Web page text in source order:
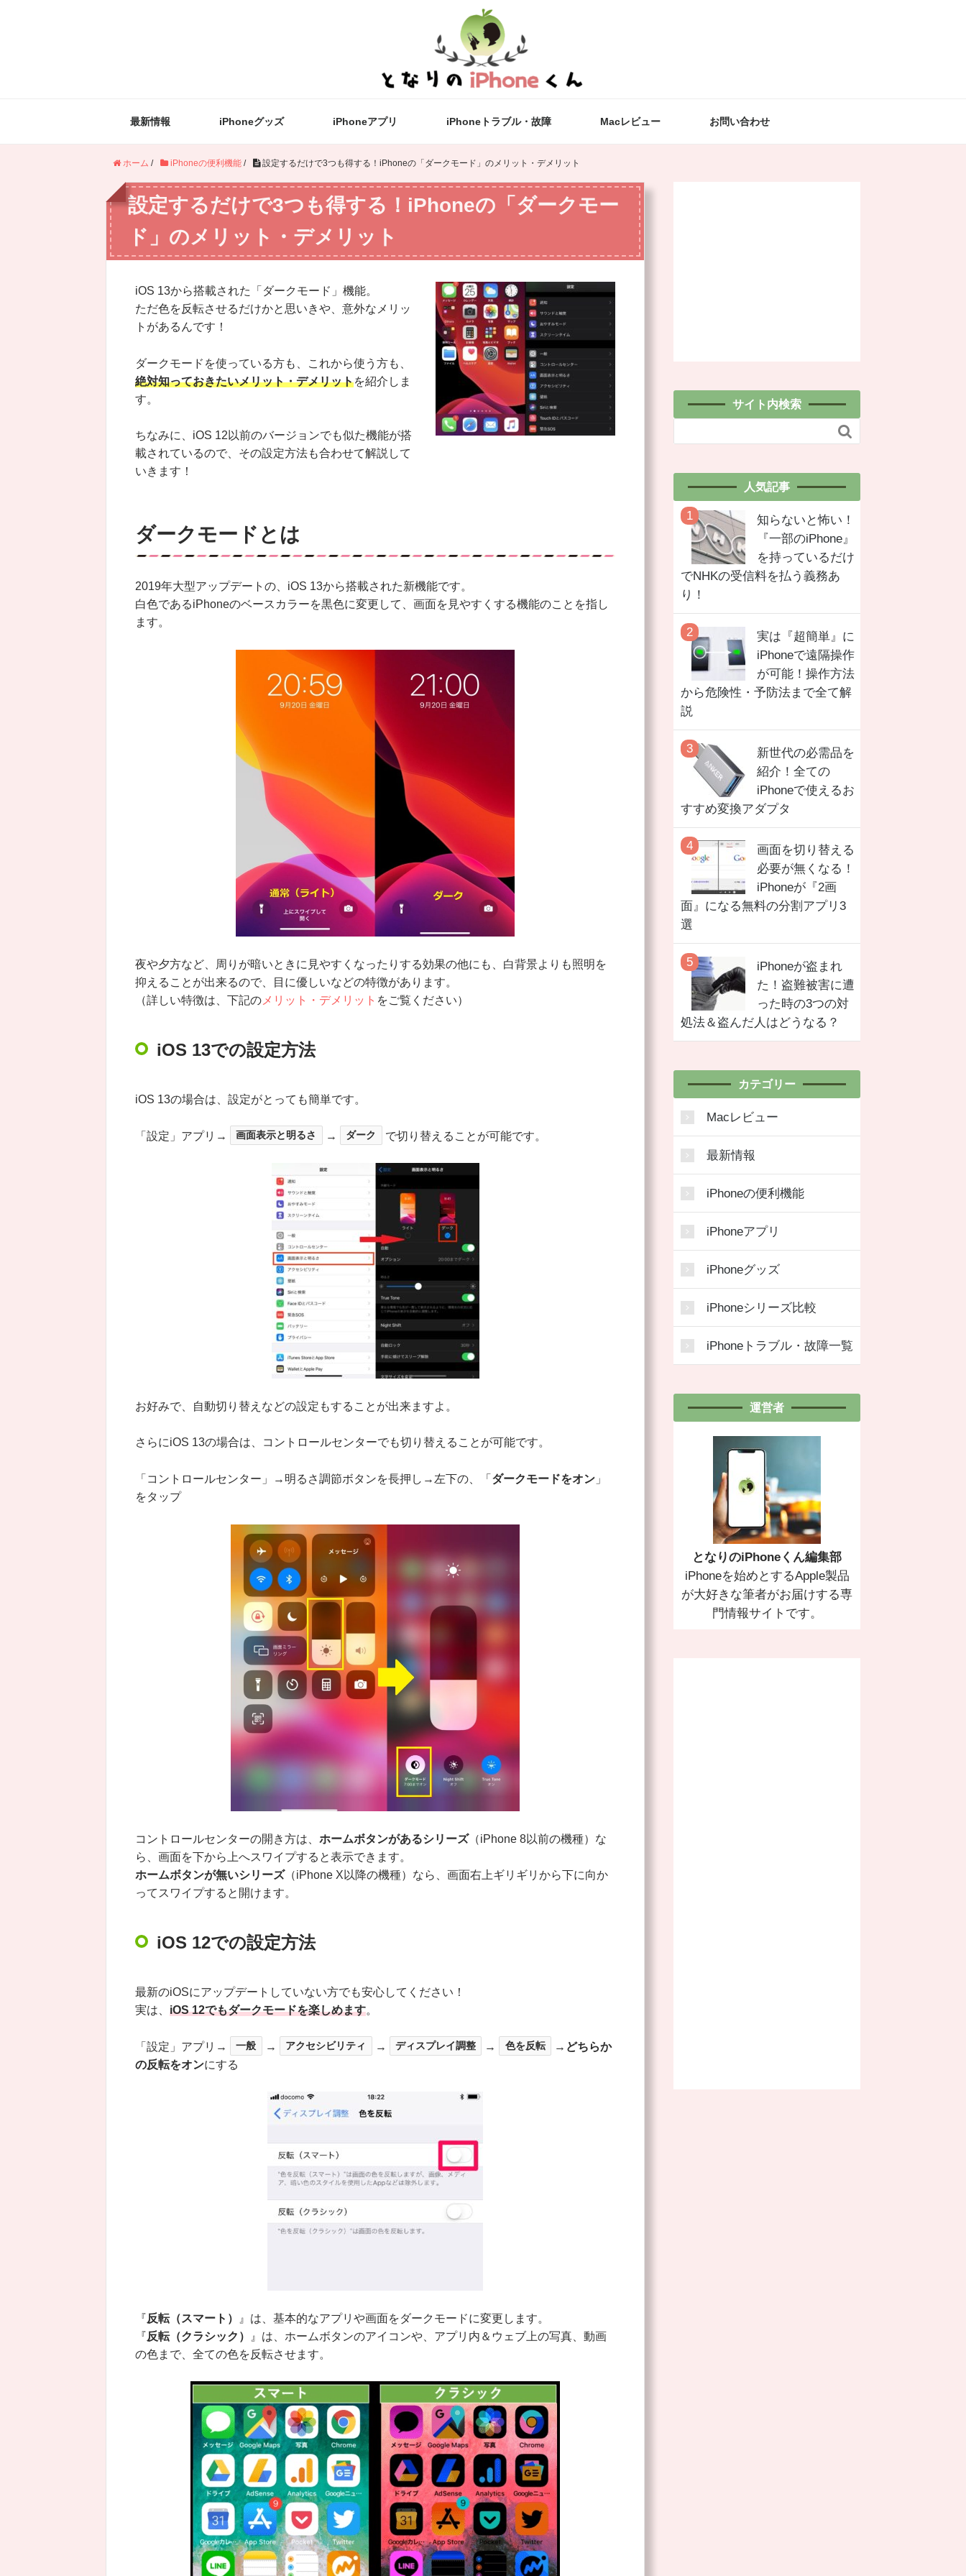
最新情報 iPhoneグッズ iPhoneアプリ iPhoneトラブル・故障 Macレビュー お問い合わせ
ホーム / iPhoneの便利機能 / 設定するだけで3つも得する！iPhoneの「ダークモード」のメリット・デメリット
設定するだけで3つも得する！iPhoneの「ダークモー
ド」のメリット・デメリット
iOS 13から搭載された「ダークモード」機能。
ただ色を反転させるだけかと思いきや、意外なメリッ
トがあるんです！
ダークモードを使っている方も、これから使う方も、
絶対知っておきたいメリット・デメリットを紹介しま
す。
ちなみに、iOS 12以前のバージョンでも似た機能が搭
載されているので、その設定方法も合わせて解説して
いきます！
ダークモードとは
2019年大型アップデートの、iOS 13から搭載された新機能です。
白色であるiPhoneのベースカラーを黒色に変更して、画面を見やすくする機能のことを指し
ます。
夜や夕方など、周りが暗いときに見やすくなったりする効果の他にも、白背景よりも照明を
抑えることが出来るので、目に優しいなどの特徴があります。
（詳しい特徴は、下記の メリット・デメリット をご覧ください）
iOS 13での設定方法
iOS 13の場合は、設定がとっても簡単です。
「設定」アプリ→ 画面表示と明るさ → ダーク で切り替えることが可能です。
お好みで、自動切り替えなどの設定もすることが出来ますよ。
さらにiOS 13の場合は、コントロールセンターでも切り替えることが可能です。
「コントロールセンター」→明るさ調節ボタンを長押し→左下の、「 ダークモードをオン 」
をタップ
コントロールセンターの開き方は、 ホームボタンがあるシリーズ（iPhone 8以前の機種）な
ら、画面を下から上へスワイプすると表示できます。
ホームボタンが無いシリーズ（iPhone X以降の機種）なら、画面右上ギリギリから下に向か
ってスワイプすると開けます。
iOS 12での設定方法
最新のiOSにアップデートしていない方でも安心してください！
実は、 iOS 12でもダークモードを楽しめます。
「設定」アプリ→ 一般 → アクセシビリティ → ディスプレイ調整 → 色を反転 → どちらか
の反転をオンにする
『反転（スマート）
』は、基本的なアプリや画面をダークモードに変更します。
『反転（クラシック）
』は、ホームボタンのアイコンや、アプリ内＆ウェブ上の写真、動画
の色まで、全ての色を反転させます。
サイト内検索

人気記事
知らないと怖い！
『一部のiPhone』
を持っているだけ
でNHKの受信料を払う義務あ
り！
実は『超簡単』に
iPhoneで遠隔操作
が可能！操作方法
から危険性・予防法まで全て解
説
新世代の必需品を
紹介！全ての
iPhoneで使えるお
すすめ変換アダプタ
画面を切り替える
必要が無くなる！
iPhoneが『2画
面』になる無料の分割アプリ3
選
iPhoneが盗まれ
た！盗難被害に遭
った時の3つの対
処法＆盗んだ人はどうなる？
カテゴリー
Macレビュー
最新情報
iPhoneの便利機能
iPhoneアプリ
iPhoneグッズ
iPhoneシリーズ比較
iPhoneトラブル・故障一覧
運営者
となりのiPhoneくん編集部
iPhoneを始めとするApple製品
が大好きな筆者がお届けする専
門情報サイトです。